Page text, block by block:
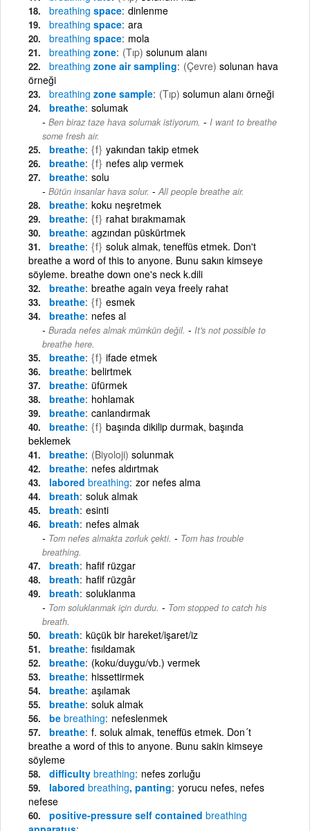
breathing space dinlenme
breathing space ara
breathing space mola
breathing zone (Tıp) solunum alanı
breathing zone air sampling (Çevre) solunan hava
örneği
breathing zone sample (Tıp) solumun alanı örneği
breathe solumak
Ben biraz taze hava solumak istiyorum. - I want to breathe
some fresh air.
breathe {f} yakından takip etmek
breathe {f} nefes alıp vermek
breathe solu
Bütün insanlar hava solur. - All people breathe air.
breathe koku neşretmek
breathe {f} rahat bırakmamak
breathe agzından püskürtmek
breathe {f} soluk almak, teneffüs etmek. Don't
breathe a word of this to anyone. Bunu sakın kimseye
söyleme. breathe down one's neck k.dili
breathe breathe again veya freely rahat
breathe {f} esmek
breathe nefes al
Burada nefes almak mümkün değil. - It's not possible to
breathe here.
breathe {f} ifade etmek
breathe belirtmek
breathe üfürmek
breathe hohlamak
breathe canlandırmak
breathe {f} başında dikilip durmak, başında
beklemek
breathe (Biyoloji) solunmak
breathe nefes aldırtmak
labored breathing zor nefes alma
breath soluk almak
breath esinti
breath nefes almak
Tom nefes almakta zorluk çekti. - Tom has trouble
breathing.
breath hafif rüzgar
breath hafif rüzgâr
breath soluklanma
Tom soluklanmak için durdu. - Tom stopped to catch his
breath.
breath küçük bir hareket/işaret/iz
breathe fısıldamak
breathe (koku/duygu/vb.) vermek
breathe hissettirmek
breathe aşılamak
breathe soluk almak
be breathing nefeslenmek
breathe f. soluk almak, teneffüs etmek. Don´t
breathe a word of this to anyone. Bunu sakin kimseye
söyleme
difficulty breathing nefes zorluğu
labored breathing, panting yorucu nefes, nefes
nefese
positive-pressure self contained breathing